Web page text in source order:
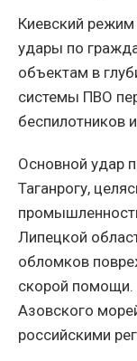
Киевский режим
удары по
объектам в
системы ПВО
беспилотников
Основной удар
Таганрогу,
Липецкой
обломков
скорой помощи.
Азовского
российскими